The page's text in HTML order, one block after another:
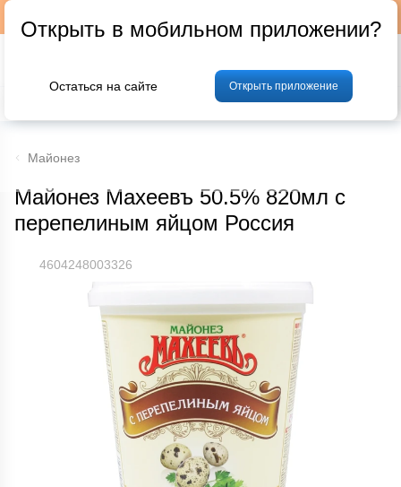
Фрукты и овощи Мясо Птица
Майонез
Майонез Махеевъ 50.5% 820мл с
перепелиным яйцом Россия
4604248003326
Открыть в мобильном приложении?
Остаться на сайте Открыть приложение